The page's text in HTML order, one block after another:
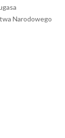
Narodowego